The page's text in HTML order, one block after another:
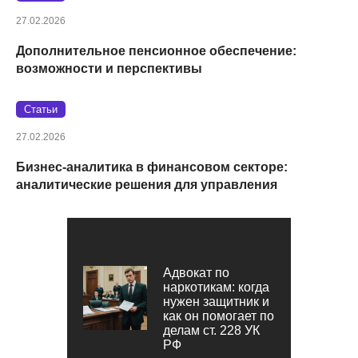
27.02.2026
Дополнительное пенсионное обеспечение:
возможности и перспективы
Статьи
27.02.2026
Бизнес-аналитика в финансовом секторе:
аналитические решения для управления
Адвокат по
наркотикам: когда
нужен защитник и
как он помогает по
делам ст. 228 УК
РФ